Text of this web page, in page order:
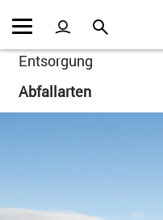
Kopfzeile
Inhalt
Entsorgung
Abfallarten